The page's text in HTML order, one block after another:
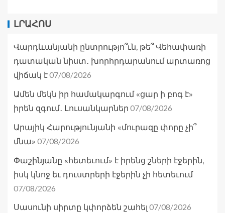
ԼՐԱՀՈՍ
Վարդևանյանի ընտրությո՞ւն, թե՞ Վեհափառի
դատական նիստ․ խորհրդարանում արտառոց
վիճակ է07/08/2026
Ամեն մեկն իր համակարգում «ցար ի բոգ է»
իրեն զգում․ Լուսանկարներ 07/08/2026
Արայիկ Հարությունյանի «մուրազը փորը չի՞
մնա» 07/08/2026
Փաշինյանը «հետեւում» է իրենց շների էջերին,
իսկ կնոջ եւ դուստրերի էջերին չի հետեւում
07/08/2026
Սասունի սիրտը կփորձեն շահել 07/08/2026